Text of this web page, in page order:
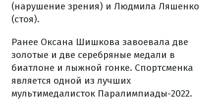
(нарушение зрения) и Людмила Ляшенко
(стоя).
Ранее Оксана Шишкова завоевала две
золотые и две серебряные медали в
биатлоне и лыжной гонке. Спортсменка
является одной из лучших
мультимедалисток Паралимпиады-2022.